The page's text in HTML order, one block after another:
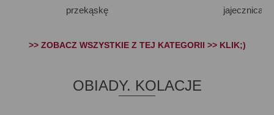
przekąskę jajecznica;)
>> ZOBACZ WSZYSTKIE Z TEJ KATEGORII >> KLIK;)
OBIADY. KOLACJE